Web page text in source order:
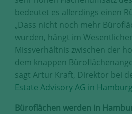
bedeutet es allerdings einen
„Dass nicht noch mehr
wurden, hängt im
Missverhältnis zwischen der
dem knappen
sagt Artur Kraft, Direktor bei
Estate Advisory AG in Hamburg
Büroflächen werden in
Seiten, Ihren Weg
Internetauftritt
dem die Seiten
Aufgrund dieser
wir unseren
wieder für unsere
optimieren.
Speichern und